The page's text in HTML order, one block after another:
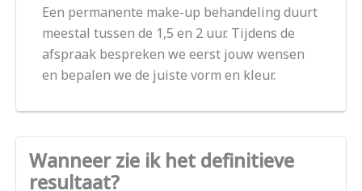
Een permanente make-up behandeling duurt
meestal tussen de 1,5 en 2 uur. Tijdens de
afspraak bespreken we eerst jouw wensen
en bepalen we de juiste vorm en kleur.
Wanneer zie ik het definitieve
resultaat?